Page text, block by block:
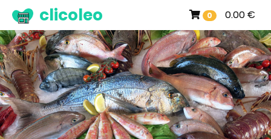
0 0.00 €
clicoleo